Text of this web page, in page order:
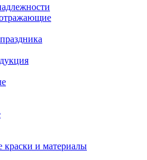
краски и материалы